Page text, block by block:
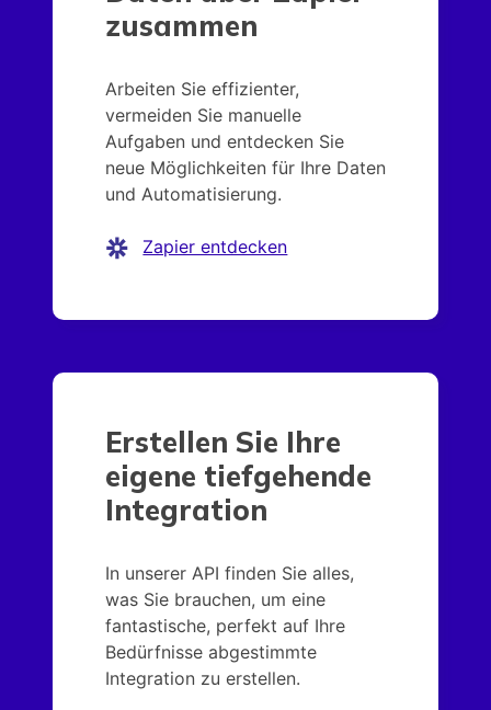
zusammen
Arbeiten Sie effizienter,
vermeiden Sie manuelle
Aufgaben und entdecken Sie
neue Möglichkeiten für Ihre Daten
und Automatisierung.
Zapier entdecken
Erstellen Sie Ihre
eigene tiefgehende
Integration
In unserer API finden Sie alles,
was Sie brauchen, um eine
fantastische, perfekt auf Ihre
Bedürfnisse abgestimmte
Integration zu erstellen.